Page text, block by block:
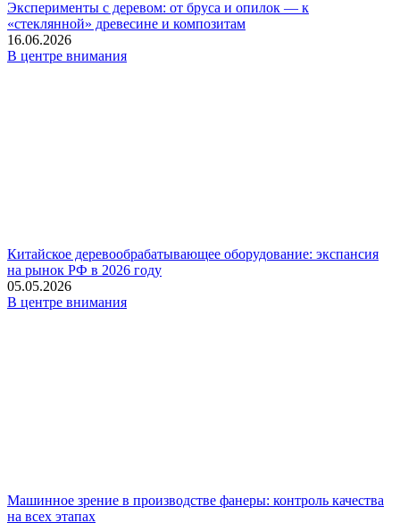
Эксперименты с деревом: от бруса и опилок — к
«стеклянной» древесине и композитам
16.06.2026
В центре внимания
Китайское деревообрабатывающее оборудование: экспансия
на рынок РФ в 2026 году
05.05.2026
В центре внимания
Машинное зрение в производстве фанеры: контроль качества
на всех этапах